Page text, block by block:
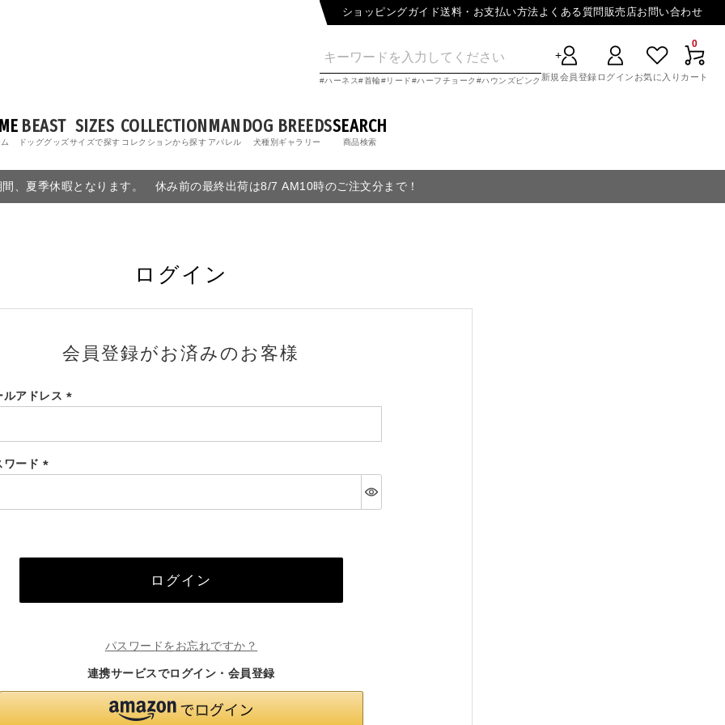
ショッピングガイド送料・お支払い方法よくある質問販売店お問い合わせ
ハーネス 首輪 リード ハーフチョーク ハウンズピンク 新規会員登録 ログイン お気に入り
0
カート
BEAST
ドッググッズ
SIZES
サイズで探す
COLLECTION
コレクションから探す
MAN
アパレル
DOG BREEDS
犬種別ギャラリー
SEARCH
商品検索
、夏季休暇となります。 休み前の最終出荷は8/7 AM10時のご注文分まで！
ログイン
会員登録がお済みのお客様
ルアドレス
須)
ワード
須)
ログイン
パスワードをお忘れですか？
連携サービスでログイン・会員登録